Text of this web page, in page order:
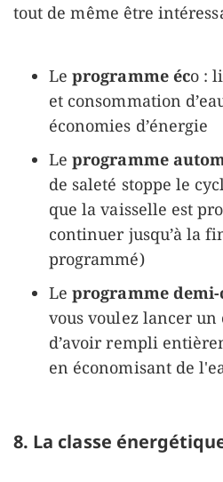
tout de même être
Leprogramme éco :
et consommation
économies d’énergie
Leprogramme
de saleté stoppe le
que la vaisselle est
continuer jusqu’à la
programmé)
Leprogramme demi-
vous voulez lancer un
d’avoir rempli
en économisant de
8. La classe